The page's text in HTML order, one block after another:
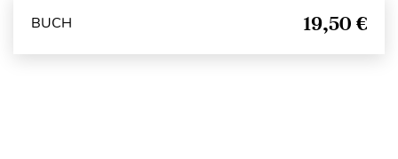
BUCH 19,50 €